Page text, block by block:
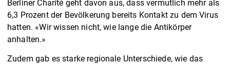
Berliner Charité geht davon aus, dass vermutlich mehr als
6,3 Prozent der Bevölkerung bereits Kontakt zu dem Virus
hatten. «Wir wissen nicht, wie lange die Antikörper
anhalten.»
Zudem gab es starke regionale Unterschiede, wie das